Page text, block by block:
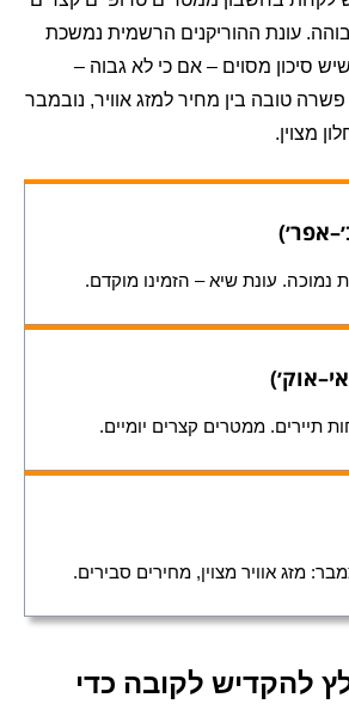
עונת ההוריקנים הרשמית נמשכת
סיכון מסוים – אם כי לא גבוה –
טובה בין מחיר למזג אוויר, נובמבר
מצוין.
תיירים. ממטרים קצרים יומיים.
מזג אוויר מצוין, מחירים סבירים.
להקדיש לקובה כדי